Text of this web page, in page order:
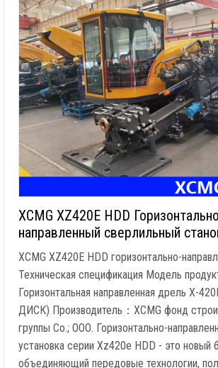
XCMG XZ420E HDD
направленный сверлильный
XCMG XZ420E HDD горизонтально-
Техническая спецификация Модель
Горизонтальная направленная дрель X-
ДИСК) Производитель：XCMG фонд
группы Co.; ООО. Горизонтально-
установка серии Xz420e HDD - это новый
объединяющий передовые технологии,